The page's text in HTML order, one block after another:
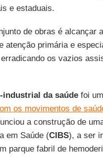
e estaduais.
de obras é alcançar a
atenção primária e
os vazios
da saúdefoi
os movimentos de
a construção de
em Saúde (CIBS), a ser
parque fabril de